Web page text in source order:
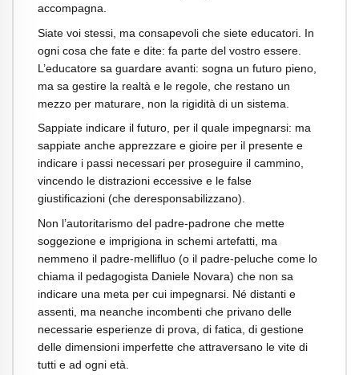
accompagna.
Siate voi stessi, ma consapevoli che siete educatori. In
ogni cosa che fate e dite: fa parte del vostro essere.
L’educatore sa guardare avanti: sogna un futuro pieno,
ma sa gestire la realtà e le regole, che restano un
mezzo per maturare, non la rigidità di un sistema.
Sappiate indicare il futuro, per il quale impegnarsi: ma
sappiate anche apprezzare e gioire per il presente e
indicare i passi necessari per proseguire il cammino,
vincendo le distrazioni eccessive e le false
giustificazioni (che deresponsabilizzano).
Non l’autoritarismo del padre-padrone che mette
soggezione e imprigiona in schemi artefatti, ma
nemmeno il padre-mellifluo (o il padre-peluche come lo
chiama il pedagogista Daniele Novara) che non sa
indicare una meta per cui impegnarsi. Né distanti e
assenti, ma neanche incombenti che privano delle
necessarie esperienze di prova, di fatica, di gestione
delle dimensioni imperfette che attraversano le vite di
tutti e ad ogni età.